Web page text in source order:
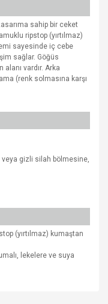
sahip bir ceket
ripstop (yırtılmaz)
sayesinde iç cebe
sağlar. Göğüs
vardır. Arka
(renk solmasına karşı
gizli silah bölmesine,
(yırtılmaz) kumaştan
lekelere ve suya